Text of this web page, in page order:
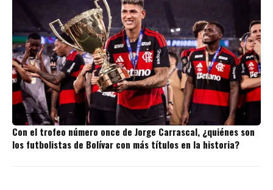
Con el trofeo número once de Jorge Carrascal, ¿quiénes son
los futbolistas de Bolívar con más títulos en la historia?